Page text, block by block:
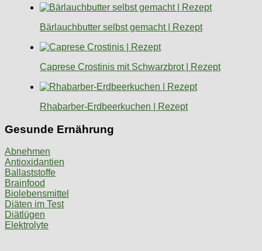
Bärlauchbutter selbst gemacht | Rezept
Caprese Crostinis mit Schwarzbrot | Rezept
Rhabarber-Erdbeerkuchen | Rezept
Gesunde Ernährung
Abnehmen
Antioxidantien
Ballaststoffe
Brainfood
Biolebensmittel
Diäten im Test
Diätlügen
Elektrolyte